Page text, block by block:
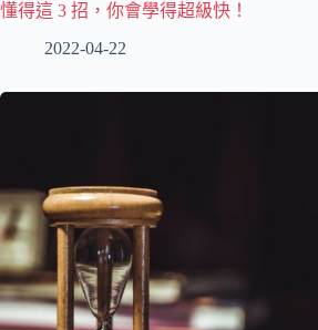
懂得這 3 招，你會學得超級快！
2022-04-22